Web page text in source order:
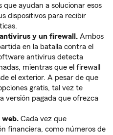
que ayudan a solucionar esos
dispositivos para recibir
y un firewall. Ambos
en la batalla contra el
antivirus detecta
mientras que el firewall
el exterior. A pesar de que
gratis, tal vez te
versión pagada que ofrezca
web. Cada vez que
financiera, como números de